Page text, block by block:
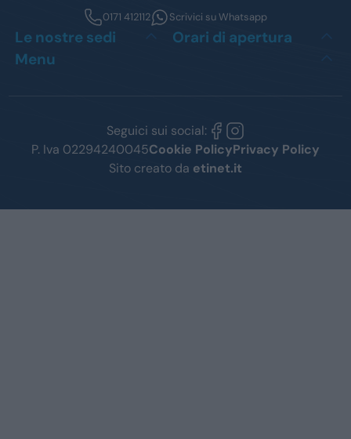
0171 412112 Scrivici su Whatsapp
Le nostre sedi
Orari di apertura
Menu
Seguici sui social:
P. Iva 02294240045Cookie PolicyPrivacy Policy
Sito creato da etinet.it